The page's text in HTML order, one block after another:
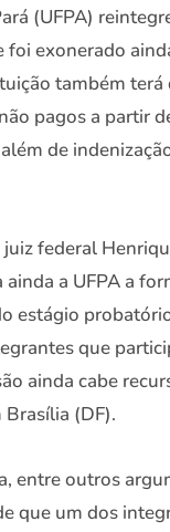
(UFPA)
exonerado
também terá
pagos a partir
de
federal
ainda a UFPA a
estágio
que
ainda cabe
Brasília (DF).
entre outros
que um dos